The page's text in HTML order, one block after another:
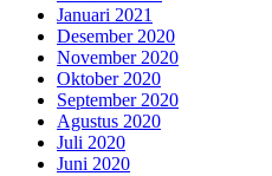
Januari 2021
Desember 2020
November 2020
Oktober 2020
September 2020
Agustus 2020
Juli 2020
Juni 2020